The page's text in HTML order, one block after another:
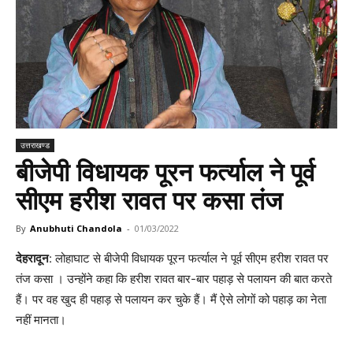
उत्तराखण्ड
बीजेपी विधायक पूरन फर्त्याल ने पूर्व
सीएम हरीश रावत पर कसा तंज
By Anubhuti Chandola - 01/03/2022
देहरादून: लोहाघाट से बीजेपी विधायक पूरन फर्त्याल ने पूर्व सीएम हरीश रावत पर
तंज कसा । उन्होंने कहा कि हरीश रावत बार-बार पहाड़ से पलायन की बात करते
हैं। पर वह खुद ही पहाड़ से पलायन कर चुके हैं। मैं ऐसे लोगों को पहाड़ का नेता
नहीं मानता।